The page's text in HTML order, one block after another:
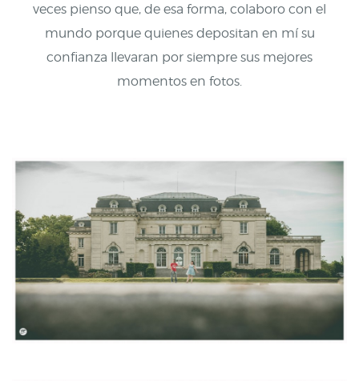
veces pienso que, de esa forma, colaboro con el
mundo porque quienes depositan en mí su
confianza llevaran por siempre sus mejores
momentos en fotos.